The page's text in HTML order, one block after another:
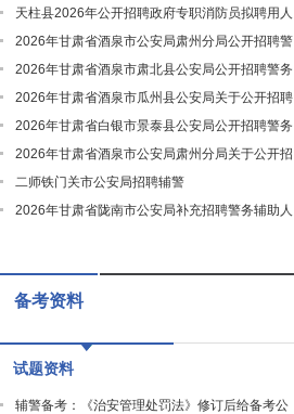
天柱县2026年公开招聘政府专职消防员拟聘用人
2026年甘肃省酒泉市公安局肃州分局公开招聘警
2026年甘肃省酒泉市肃北县公安局公开招聘警务
2026年甘肃省酒泉市瓜州县公安局关于公开招聘
2026年甘肃省白银市景泰县公安局公开招聘警务
2026年甘肃省酒泉市公安局肃州分局关于公开招
二师铁门关市公安局招聘辅警
2026年甘肃省陇南市公安局补充招聘警务辅助人
备考资料
试题资料
辅警备考：《治安管理处罚法》修订后给备考公